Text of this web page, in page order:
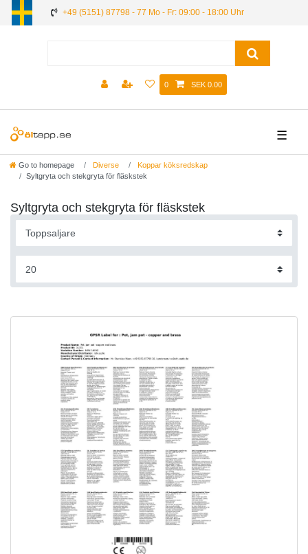
+49 (5151) 87798 - 77 Mo - Fr: 09:00 - 18:00 Uhr
0 SEK 0.00
☰
Go to homepage Diverse
Koppar köksredskap
Syltgryta och stekgryta för fläskstek
Syltgryta och stekgryta för fläskstek